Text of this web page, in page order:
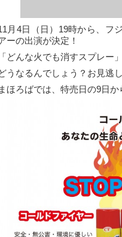
月4日（日）19時から、フ
ーの出演が決定！
「どんな火でも消すスプレー
うなるんでしょう？お見逃
まほろばでは、特売日の9日